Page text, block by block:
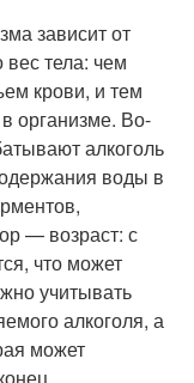
зависит от
тела: чем
крови, и тем
организме. Во-
алкоголь
воды в
— возраст: с
что может
учитывать
алкоголя, а
может